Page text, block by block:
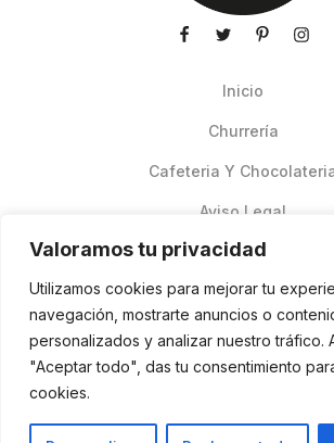
Valoramos tu privacidad
Utilizamos cookies para mejorar tu
navegación, mostrarte anuncios o
personalizados y analizar nuestro tráfico.
"Aceptar todo", das tu consentimiento
cookies.
Inicio
Churrería
Cafeteria Y
Aviso Legal
Pedidos Online Glovo
Contacto